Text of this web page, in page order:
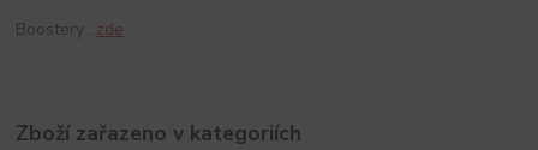
Boostery ..zde
Zboží zařazeno v kategoriích